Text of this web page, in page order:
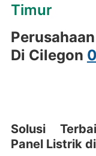
Timur
Di Cilegon
Solusi
Panel Listrik